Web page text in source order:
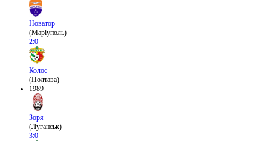
Новатор
(Маріуполь)
2:0
Колос
(Полтава)
1989
Зоря
(Луганськ)
3:0